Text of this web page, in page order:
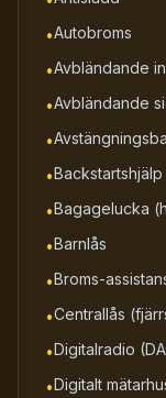
•Autobroms
•Avbländande
•Avbländande
•
•Backstartshjälp
•Bagagelucka
•Barnlås
•Broms-
•Centrallås
•Digitalradio
•Digitalt